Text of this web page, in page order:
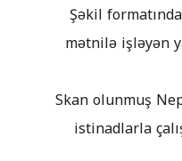
Şəkil
mətnilə işləyən
Skan olunmuş
istinadlarla